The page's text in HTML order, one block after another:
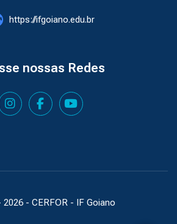
https://ifgoiano.edu.br
nossas Redes
2026 - CERFOR - IF Goiano